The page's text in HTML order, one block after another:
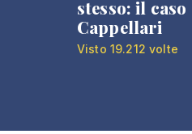
stesso: il caso
Cappellari
Visto 19.212 volte